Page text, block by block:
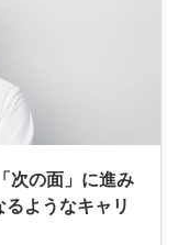
次の面」に進み
ようなキャリ